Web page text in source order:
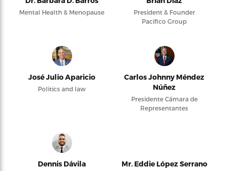
Mental Health & Menopause
President & Founder
Pacifico Group
José Julio Aparicio
Politics and law
Carlos Johnny Méndez
Núñez
Presidente Cámara de
Representantes
Dennis Dávila Mr. Eddie López Serrano